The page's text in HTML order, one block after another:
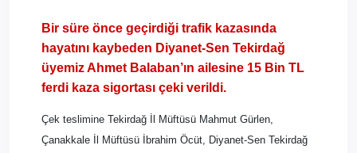
Bir süre önce geçirdiği trafik kazasında
hayatını kaybeden Diyanet-Sen Tekirdağ
üyemiz Ahmet Balaban’ın ailesine 15 Bin TL
ferdi kaza sigortası çeki verildi.
Çek teslimine Tekirdağ İl Müftüsü Mahmut Gürlen,
Çanakkale İl Müftüsü İbrahim Öcüt, Diyanet-Sen Tekirdağ